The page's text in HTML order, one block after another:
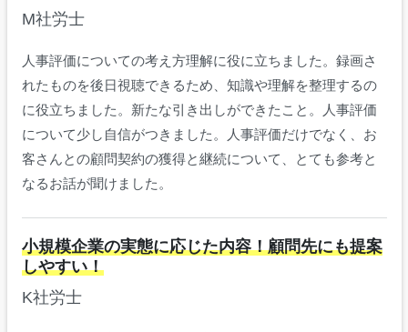
M社労士
人事評価についての考え方理解に役に立ちました。録画さ
れたものを後日視聴できるため、知識や理解を整理するの
に役立ちました。新たな引き出しができたこと。人事評価
について少し自信がつきました。人事評価だけでなく、お
客さんとの顧問契約の獲得と継続について、とても参考と
なるお話が聞けました。
小規模企業の実態に応じた内容！顧問先にも提案
しやすい！
K社労士